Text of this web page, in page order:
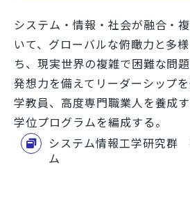
システム・情報・社会が融合・
いて、グローバルな俯瞰力と多
ち、現実世界の複雑で困難な問
発想力を備えてリーダーシップ
学教員、高度専門職業人を養成
学位プログラムを編成する。
システム情報工学研究群
ム